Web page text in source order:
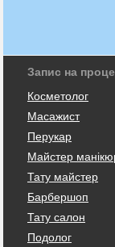
Запис на
Косметолог
Масажист
Перукар
Майстер
Тату майстер
Барбершоп
Тату салон
Подолог